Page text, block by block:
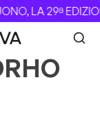
LA 29ª